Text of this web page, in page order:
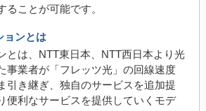
ることが可能です。
ョンとは
とは、NTT東日本、NTT西日本より光
事業者が「フレッツ光」の回線速度
引き継ぎ、独自のサービスを追加提
便利なサービスを提供していくモデ